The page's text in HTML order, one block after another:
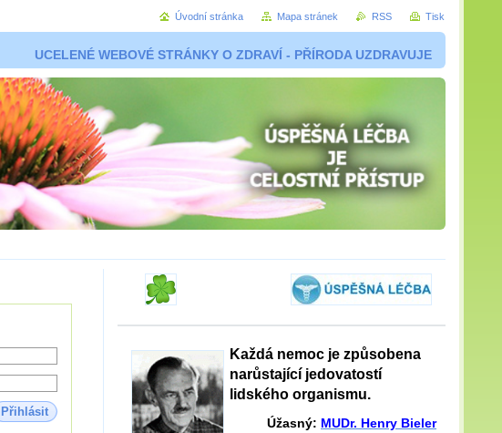
UCELENÉ WEBOVÉ STRÁNKY O ZDRAVÍ - PŘÍRODA UZDRAVUJE
Přihlásit
Každá nemoc je způsobena
narůstající jedovatostí
lidského organismu.
Úžasný: MUDr. Henry Bieler
Úvodní stránka Mapa stránek RSS Tisk